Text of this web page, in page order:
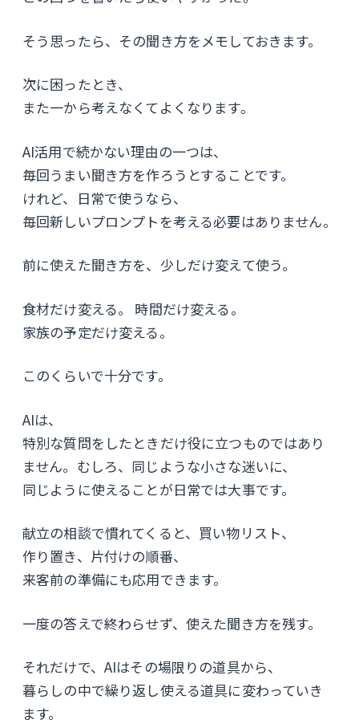
そう思ったら、その聞き方をメモしておきます。
次に困ったとき、
また一から考えなくてよくなります。
AI活用で続かない理由の一つは、
毎回うまい聞き方を作ろうとすることです。
けれど、日常で使うなら、
毎回新しいプロンプトを考える必要はありません。
前に使えた聞き方を、少しだけ変えて使う。
食材だけ変える。 時間だけ変える。
家族の予定だけ変える。
このくらいで十分です。
AIは、
特別な質問をしたときだけ役に立つものではあり
ません。むしろ、同じような小さな迷いに、
同じように使えることが日常では大事です。
献立の相談で慣れてくると、買い物リスト、
作り置き、片付けの順番、
来客前の準備にも応用できます。
一度の答えで終わらせず、使えた聞き方を残す。
それだけで、AIはその場限りの道具から、
暮らしの中で繰り返し使える道具に変わっていき
ます。